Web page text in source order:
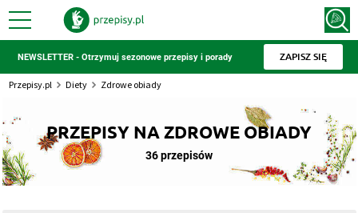
NEWSLETTER - Otrzymuj sezonowe przepisy i porady ZAPISZ SIĘ
Przepisy.pl Diety Zdrowe obiady
PRZEPISY NA ZDROWE OBIADY
36 przepisów